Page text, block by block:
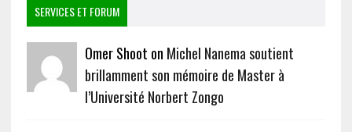
SERVICES ET FORUM
Omer Shoot on Michel Nanema soutient
brillamment son mémoire de Master à
l’Université Norbert Zongo